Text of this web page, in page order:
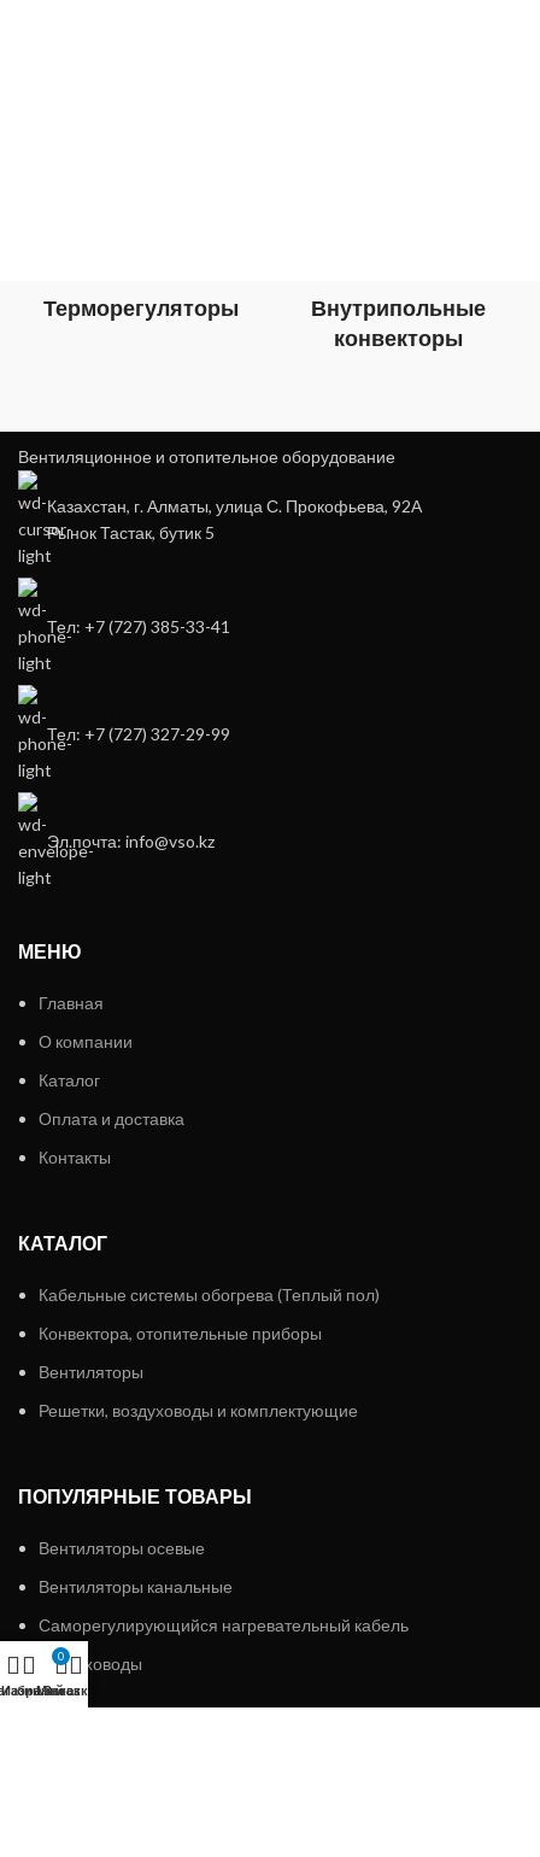
Терморегуляторы
Внутрипольные
конвекторы
Вентиляционное и отопительное оборудование
Казахстан, г. Алматы, улица С. Прокофьева, 92А
Рынок Тастак, бутик 5
Тел: +7 (727) 385-33-41
Тел: +7 (727) 327-29-99
Эл.почта: info@vso.kz
МЕНЮ
Главная
О компании
Каталог
Оплата и доставка
Контакты
КАТАЛОГ
Кабельные системы обогрева (Теплый пол)
Конвектора, отопительные приборы
Вентиляторы
Решетки, воздуховоды и комплектующие
ПОПУЛЯРНЫЕ ТОВАРЫ
Вентиляторы осевые
Вентиляторы канальные
Саморегулирующийся нагревательный кабель
Воздуховоды
Избранное
0
Заказ
Мой аккаунт